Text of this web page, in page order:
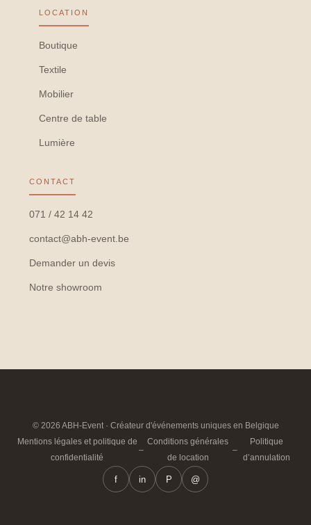
LOCATION
Boutique
Textile
Mobilier
Centre de table
Lumière
CONTACT
071 / 42 14 42
contact@abh-event.be
Demander un devis
Notre showroom
© 2026 ABH-Event · Créateur d'événements uniques en Belgique
Mentions légales et politique de
confidentialité
–
Conditions générales
de location
–
Politique
d’annulation
f in P @